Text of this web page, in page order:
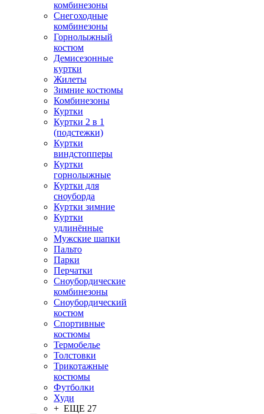
комбинезоны
Снегоходные
комбинезоны
Горнолыжный
костюм
Демисезонные
куртки
Жилеты
Зимние костюмы
Комбинезоны
Куртки
Куртки 2 в 1
(подстежки)
Куртки
виндстопперы
Куртки
горнолыжные
Куртки для
сноуборда
Куртки зимние
Куртки
удлинённые
Мужские шапки
Пальто
Парки
Перчатки
Сноубордические
комбинезоны
Сноубордический
костюм
Спортивные
костюмы
Термобелье
Толстовки
Трикотажные
костюмы
Футболки
Худи
+ ЕЩЕ 27